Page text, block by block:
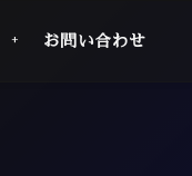
お問い合わせ